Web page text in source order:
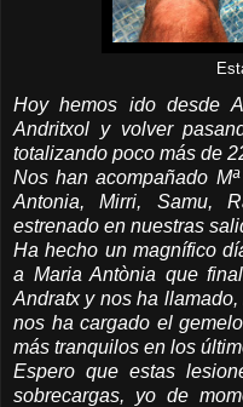
Hoy hemos ido desde
Andritxol y volver
totalizando poco más de
Nos han acompañado
Antonia, Mirri, Samu,
estrenado en nuestras
Ha hecho un magnífico
a Maria Antònia que
Andratx y nos ha
nos ha cargado el
más tranquilos en los
Espero que estas
sobrecargas, yo de